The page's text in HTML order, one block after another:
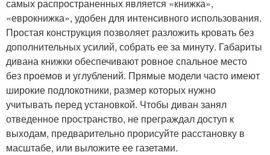
самых распространенных является «книжка»,
«еврокнижка», удобен для интенсивного использования.
Простая конструкция позволяет разложить кровать без
дополнительных усилий, собрать ее за минуту. Габариты
дивана книжки обеспечивают ровное спальное место
без проемов и углублений. Прямые модели часто имеют
широкие подлокотники, размер которых нужно
учитывать перед установкой. Чтобы диван занял
отведенное пространство, не преграждал доступ к
выходам, предварительно прорисуйте расстановку в
масштабе, или выложите ее газетами.